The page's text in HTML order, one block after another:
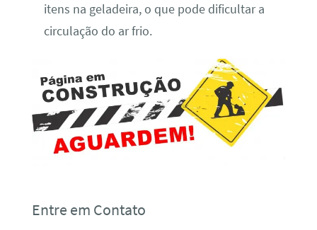
itens na geladeira, o que pode dificultar a
circulação do ar frio.
Entre em Contato